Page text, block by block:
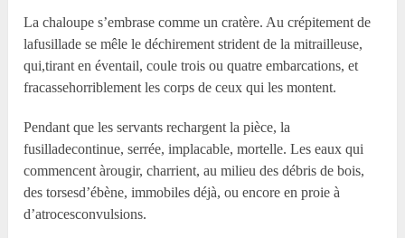
La chaloupe s’embrase comme un cratère. Au crépitement de
lafusillade se mêle le déchirement strident de la mitrailleuse,
qui,tirant en éventail, coule trois ou quatre embarcations, et
fracassehorriblement les corps de ceux qui les montent.
Pendant que les servants rechargent la pièce, la
fusilladecontinue, serrée, implacable, mortelle. Les eaux qui
commencent àrougir, charrient, au milieu des débris de bois,
des torsesd’ébène, immobiles déjà, ou encore en proie à
d’atrocesconvulsions.